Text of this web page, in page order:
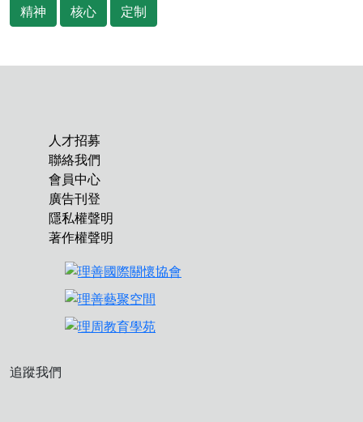
精神
核心 定制
人才招募
聯絡我們
會員中心
廣告刊登
隱私權聲明
著作權聲明
追蹤我們